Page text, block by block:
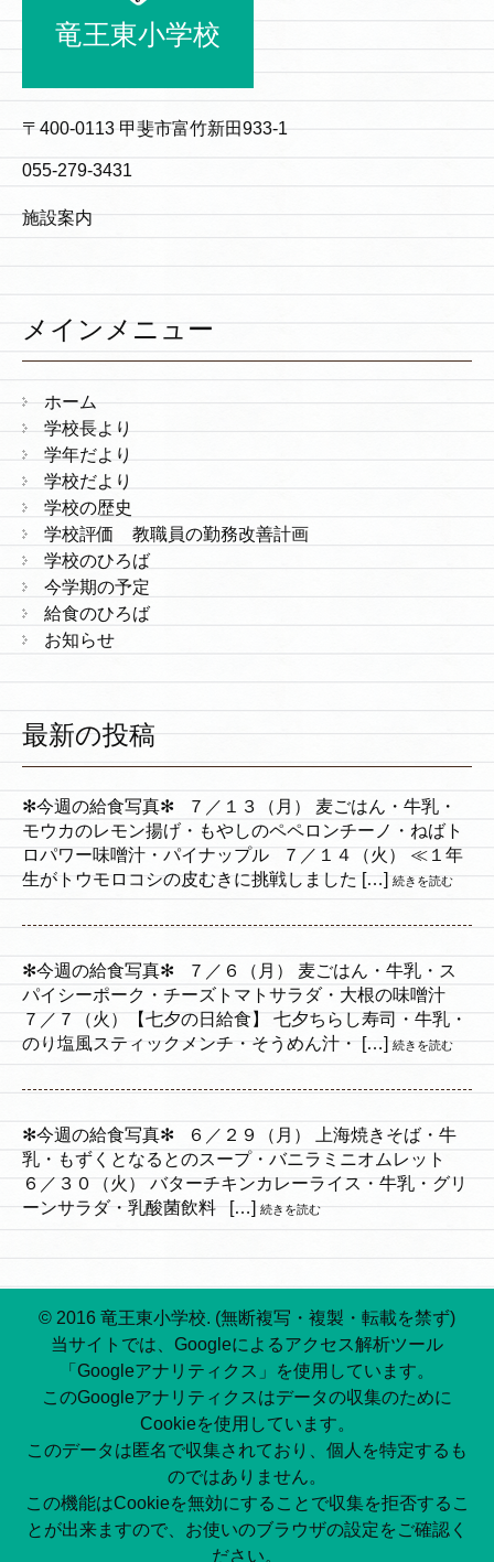
竜王東小学校
〒400-0113 甲斐市富竹新田933-1
055-279-3431
施設案内
メインメニュー
ホーム
学校長より
学年だより
学校だより
学校の歴史
学校評価 教職員の勤務改善計画
学校のひろば
今学期の予定
給食のひろば
お知らせ
最新の投稿
✻今週の給食写真✻ ７／１３（月） 麦ごはん・牛乳・
モウカのレモン揚げ・もやしのペペロンチーノ・ねばト
ロパワー味噌汁・パイナップル ７／１４（火） ≪１年
生がトウモロコシの皮むきに挑戦しました […] 続きを読む
✻今週の給食写真✻ ７／６（月） 麦ごはん・牛乳・ス
パイシーポーク・チーズトマトサラダ・大根の味噌汁
７／７（火）【七夕の日給食】 七夕ちらし寿司・牛乳・
のり塩風スティックメンチ・そうめん汁・ […] 続きを読む
✻今週の給食写真✻ ６／２９（月） 上海焼きそば・牛
乳・もずくとなるとのスープ・バニラミニオムレット
６／３０（火） バターチキンカレーライス・牛乳・グリ
ーンサラダ・乳酸菌飲料 […] 続きを読む
© 2016 竜王東小学校. (無断複写・複製・転載を禁ず)
当サイトでは、Googleによるアクセス解析ツール
「Googleアナリティクス」を使用しています。
このGoogleアナリティクスはデータの収集のために
Cookieを使用しています。
このデータは匿名で収集されており、個人を特定するも
のではありません。
この機能はCookieを無効にすることで収集を拒否するこ
とが出来ますので、お使いのブラウザの設定をご確認く
ださい。